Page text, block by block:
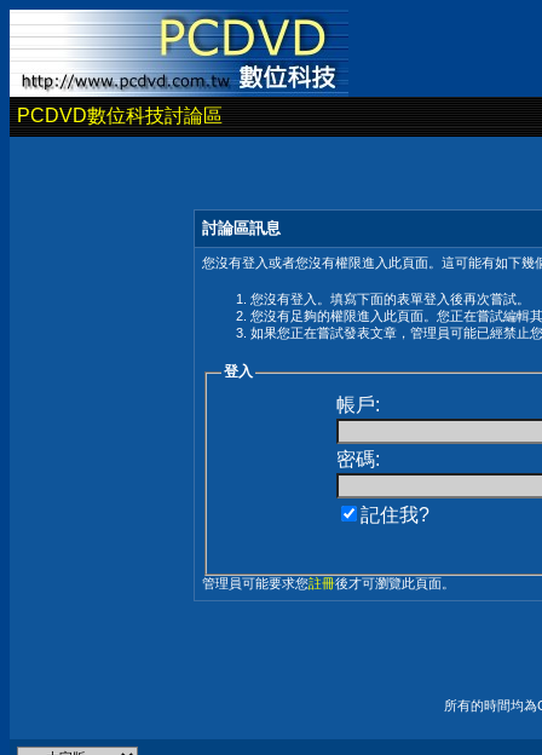
PCDVD數位科技討論區
討論區訊息
您沒有登入或者您沒有權限進入此頁面。這可能有如下幾
您沒有登入。填寫下面的表單登入後再次嘗試。
您沒有足夠的權限進入此頁面。您正在嘗試編輯
如果您正在嘗試發表文章，管理員可能已經禁止
登入
帳戶:
密碼:
記住我?
管理員可能要求您註冊後才可瀏覽此頁面。
所有的時間均為